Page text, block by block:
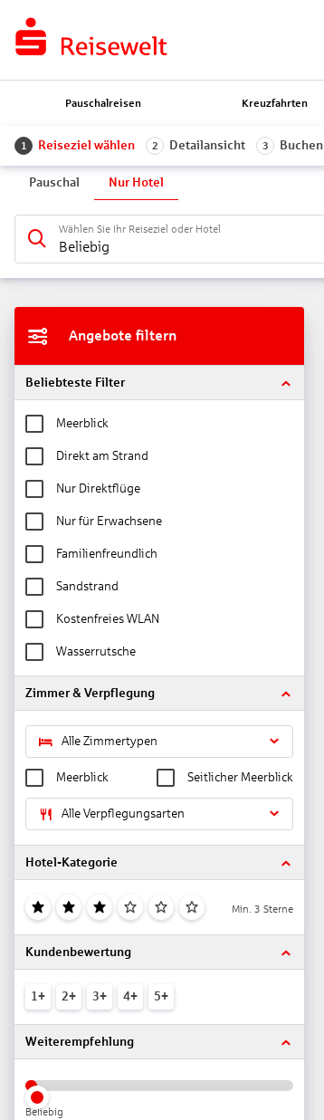
Pauschalreisen Kreuzfahrten
1 Reiseziel wählen 2 Detailansicht 3 Buchen
Pauschal Nur Hotel
Wählen Sie Ihr Reiseziel oder Hotel
Beliebig
Angebote filtern
Beliebteste Filter
Meerblick
Direkt am Strand
Nur Direktflüge
Nur für Erwachsene
Familienfreundlich
Sandstrand
Kostenfreies WLAN
Wasserrutsche
Zimmer & Verpflegung
Alle Zimmertypen
Meerblick Seitlicher Meerblick
Alle Verpflegungsarten
Hotel-Kategorie
Min. 3 Sterne
Kundenbewertung
1+ 2+ 3+ 4+ 5+
Weiterempfehlung
Beliebig